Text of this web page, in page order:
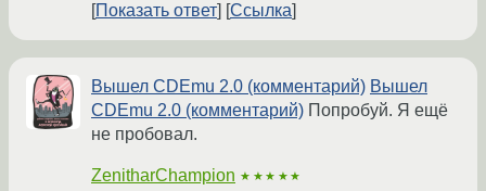
Показать ответ
Ссылка
Вышел CDEmu 2.0 (комментарий) Вышел
CDEmu 2.0 (комментарий) Попробуй. Я ещё
не пробовал.
ZenitharChampion ★★★★★